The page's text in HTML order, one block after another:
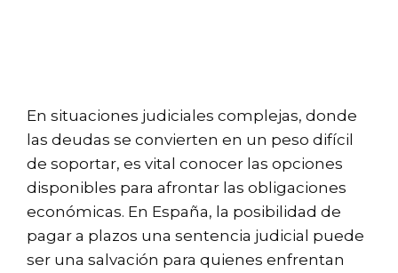
En situaciones judiciales complejas, donde
las deudas se convierten en un peso difícil
de soportar, es vital conocer las opciones
disponibles para afrontar las obligaciones
económicas. En España, la posibilidad de
pagar a plazos una sentencia judicial puede
ser una salvación para quienes enfrentan